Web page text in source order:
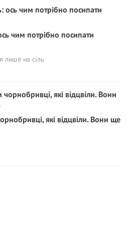
чим потрібно посипати
лише на сіль
які відцвіли. Вони ще